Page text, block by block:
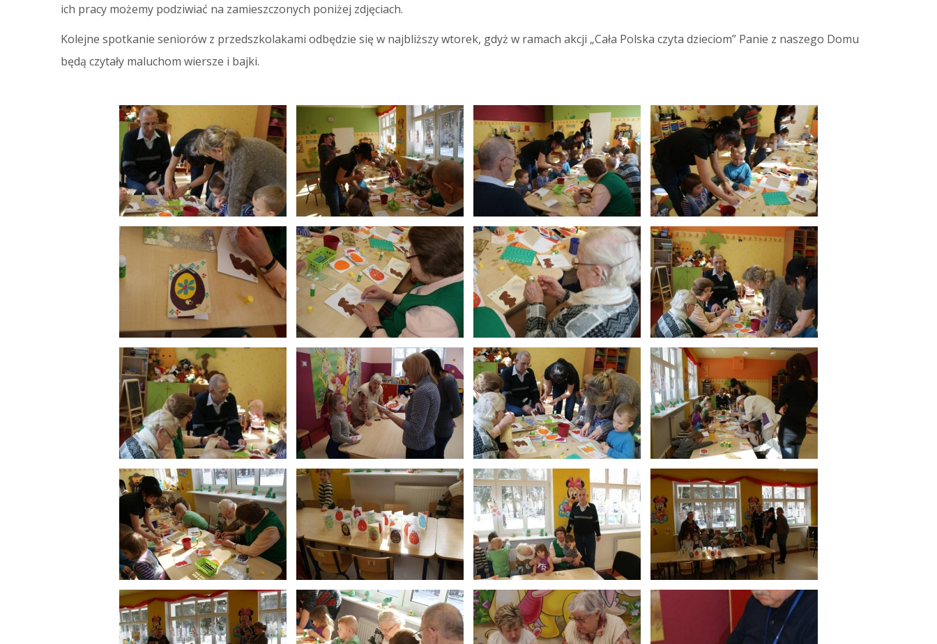
ich pracy możemy podziwiać na zamieszczonych poniżej zdjęciach.
Kolejne spotkanie seniorów z przedszkolakami odbędzie się w najbliższy wtorek, gdyż w ramach akcji „Cała Polska czyta dzieciom” Panie z naszego Domu
będą czytały maluchom wiersze i bajki.